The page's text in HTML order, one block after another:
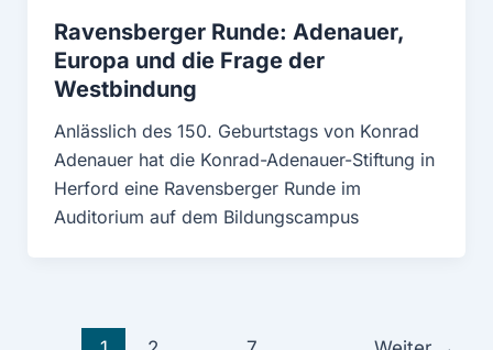
Ravensberger Runde: Adenauer,
Europa und die Frage der
Westbindung
Anlässlich des 150. Geburtstags von Konrad
Adenauer hat die Konrad-Adenauer-Stiftung in
Herford eine Ravensberger Runde im
Auditorium auf dem Bildungscampus